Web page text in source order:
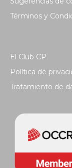
Términos y
El Club CP
Política de
Tratamiento de